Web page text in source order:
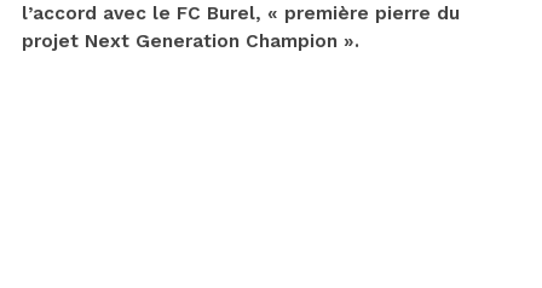
l’accord avec le FC Burel, « première pierre du
projet Next Generation Champion ».